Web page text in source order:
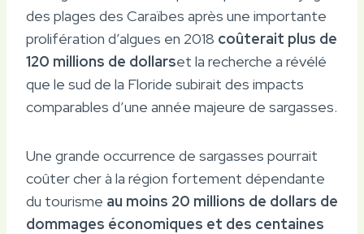
des plages des Caraïbes après une importante
prolifération d’algues en 2018 coûterait plus de
120 millions de dollarset la recherche a révélé
que le sud de la Floride subirait des impacts
comparables d’une année majeure de sargasses.
Une grande occurrence de sargasses pourrait
coûter cher à la région fortement dépendante
du tourisme au moins 20 millions de dollars de
dommages économiques et des centaines